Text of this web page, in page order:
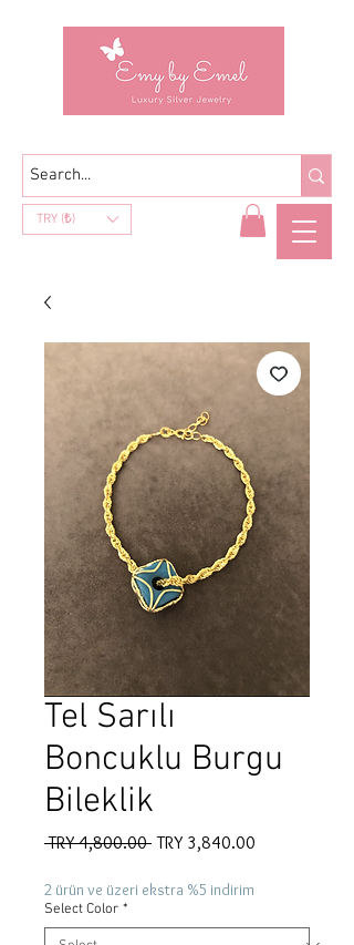
TRY (₺)
Tel Sarılı
Boncuklu Burgu
Bileklik
TRY 4,800.00 Regular
TRY 3,840.00
2 ürün ve üzeri ekstra %5 indirim
Select Color *